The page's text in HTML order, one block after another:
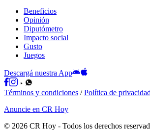
Beneficios
Opinión
Diputómetro
Impacto social
Gusto
Juegos
Descargá nuestra App
Términos y condiciones /Política de privacidad
Anuncie en CR Hoy
© 2026 CR Hoy - Todos los derechos